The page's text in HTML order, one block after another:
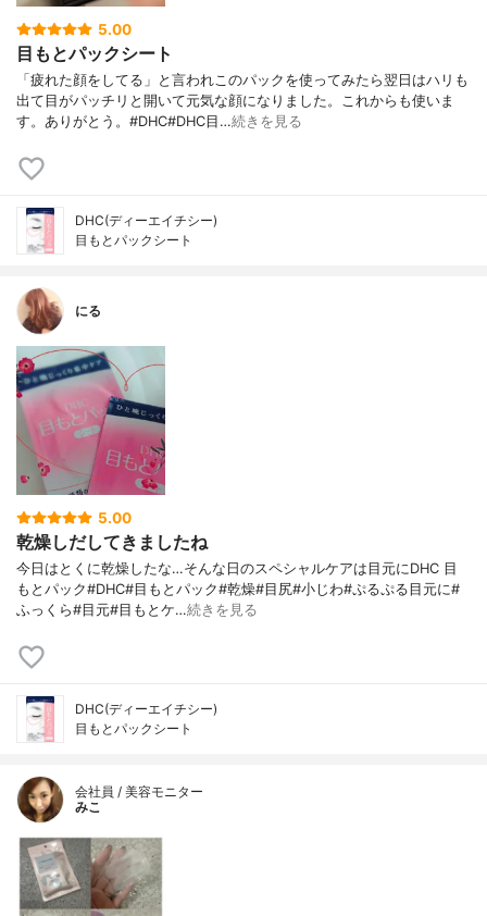
5.00
目もとパックシート
「疲れた顔をしてる」と言われこのパックを使ってみたら翌日はハリも
出て目がパッチリと開いて元気な顔になりました。これからも使いま
す。ありがとう。#DHC#DHC目…続きを見る
DHC(ディーエイチシー)
目もとパックシート
にる
5.00
乾燥しだしてきましたね
今日はとくに乾燥したな…そんな日のスペシャルケアは目元にDHC 目
もとパック#DHC#目もとパック#乾燥#目尻#小じわ#ぷるぷる目元に#
ふっくら#目元#目もとケ…続きを見る
DHC(ディーエイチシー)
目もとパックシート
会社員 / 美容モニター
みこ